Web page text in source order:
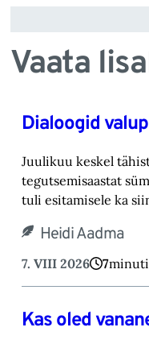
Vaata
Dialoogid
Juulikuu keskel
tegutsemisaastat
tuli esitamisele ka
Heidi Aadma
7. VIII 2026 7
Kas oled